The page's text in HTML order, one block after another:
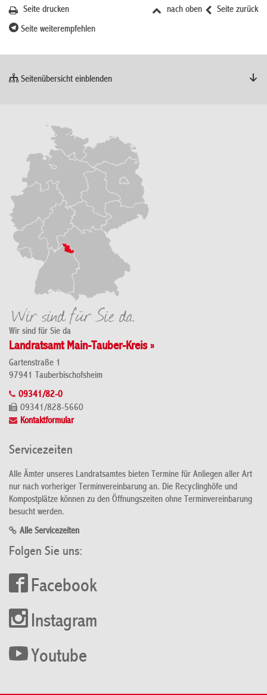
Seite zurück
nach oben
Seite drucken
Seite weiterempfehlen
Seitenübersicht einblenden
Wir sind für Sie da
Landratsamt Main-Tauber-Kreis »
Gartenstraße 1
97941 Tauberbischofsheim
09341/82-0
09341/828-5660
Kontaktformular
Servicezeiten
Alle Ämter unseres Landratsamtes bieten Termine für Anliegen aller Art
nur nach vorheriger Terminvereinbarung an. Die Recyclinghöfe und
Kompostplätze können zu den Öffnungszeiten ohne Terminvereinbarung
besucht werden.
Alle Servicezeiten
Folgen Sie uns:
Facebook
Instagram
Youtube